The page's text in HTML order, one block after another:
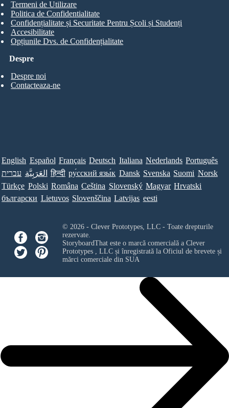
Despre
Despre noi
Contacteaza-ne
Termeni de Utilizare
Politica de Confidentialitate
Confidențialitate și Securitate Pentru Școli și Studenți
Accesibilitate
Opțiunile Dvs. de Confidențialitate
English Español Français Deutsch Italiana Nederlands Português
עברית العَرَبِيَّة हिन्दी ру́сский язы́к Dansk Svenska Suomi Norsk
Türkçe Polski Româna Ceština Slovenský Magyar Hrvatski
български Lietuvos Slovenščina Latvijas eesti
© 2026 - Clever Prototypes, LLC - Toate drepturile
rezervate.
StoryboardThat este o marcă comercială a Clever
Prototypes , LLCși înregistrată la Oficiul de brevete și
mărci comerciale din SUA